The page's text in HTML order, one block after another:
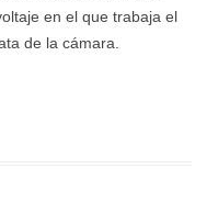
en el que trabaja el
de la cámara.